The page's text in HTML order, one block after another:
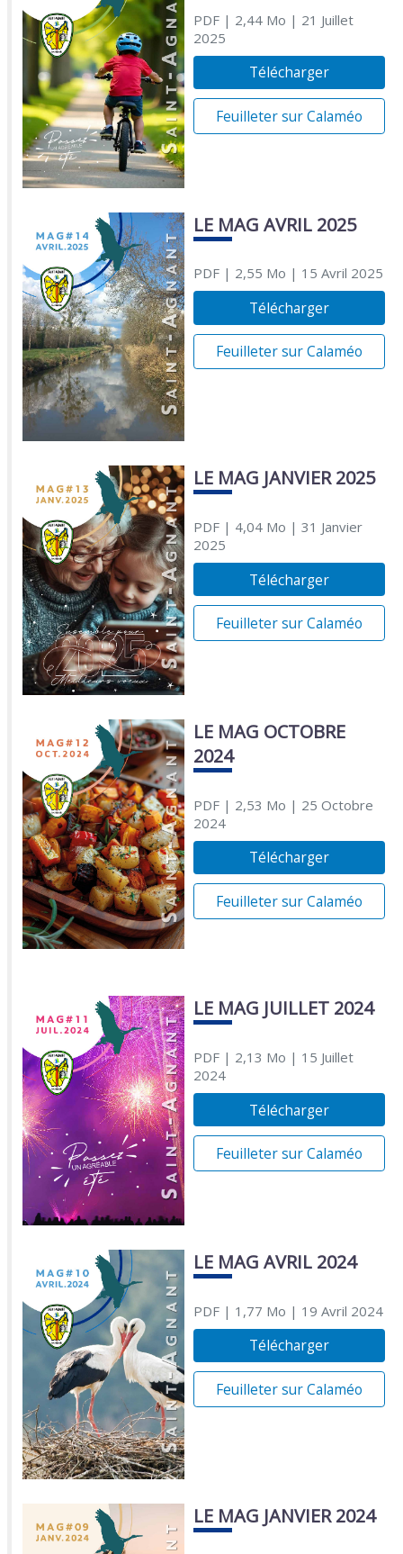
PDF| 2,44 Mo | 21 Juillet
2025
Télécharger
Feuilleter sur Calaméo
LE MAG AVRIL 2025
PDF| 2,55 Mo | 15 Avril 2025
Télécharger
Feuilleter sur Calaméo
LE MAG JANVIER 2025
PDF| 4,04 Mo | 31 Janvier
2025
Télécharger
Feuilleter sur Calaméo
LE MAG OCTOBRE
2024
PDF| 2,53 Mo | 25 Octobre
2024
Télécharger
Feuilleter sur Calaméo
LE MAG JUILLET 2024
PDF| 2,13 Mo | 15 Juillet
2024
Télécharger
Feuilleter sur Calaméo
LE MAG AVRIL 2024
PDF| 1,77 Mo | 19 Avril 2024
Télécharger
Feuilleter sur Calaméo
LE MAG JANVIER 2024